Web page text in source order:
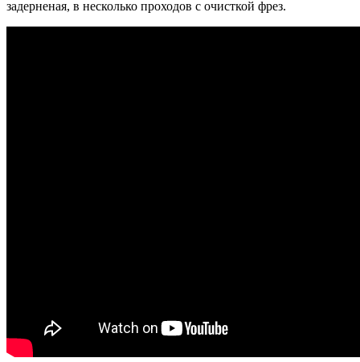
задерненая, в несколько проходов с очисткой фрез.